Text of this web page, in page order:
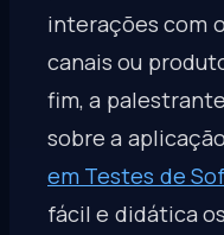
interações com
canais ou
fim, a
sobre a
em Testes de
fácil e didática